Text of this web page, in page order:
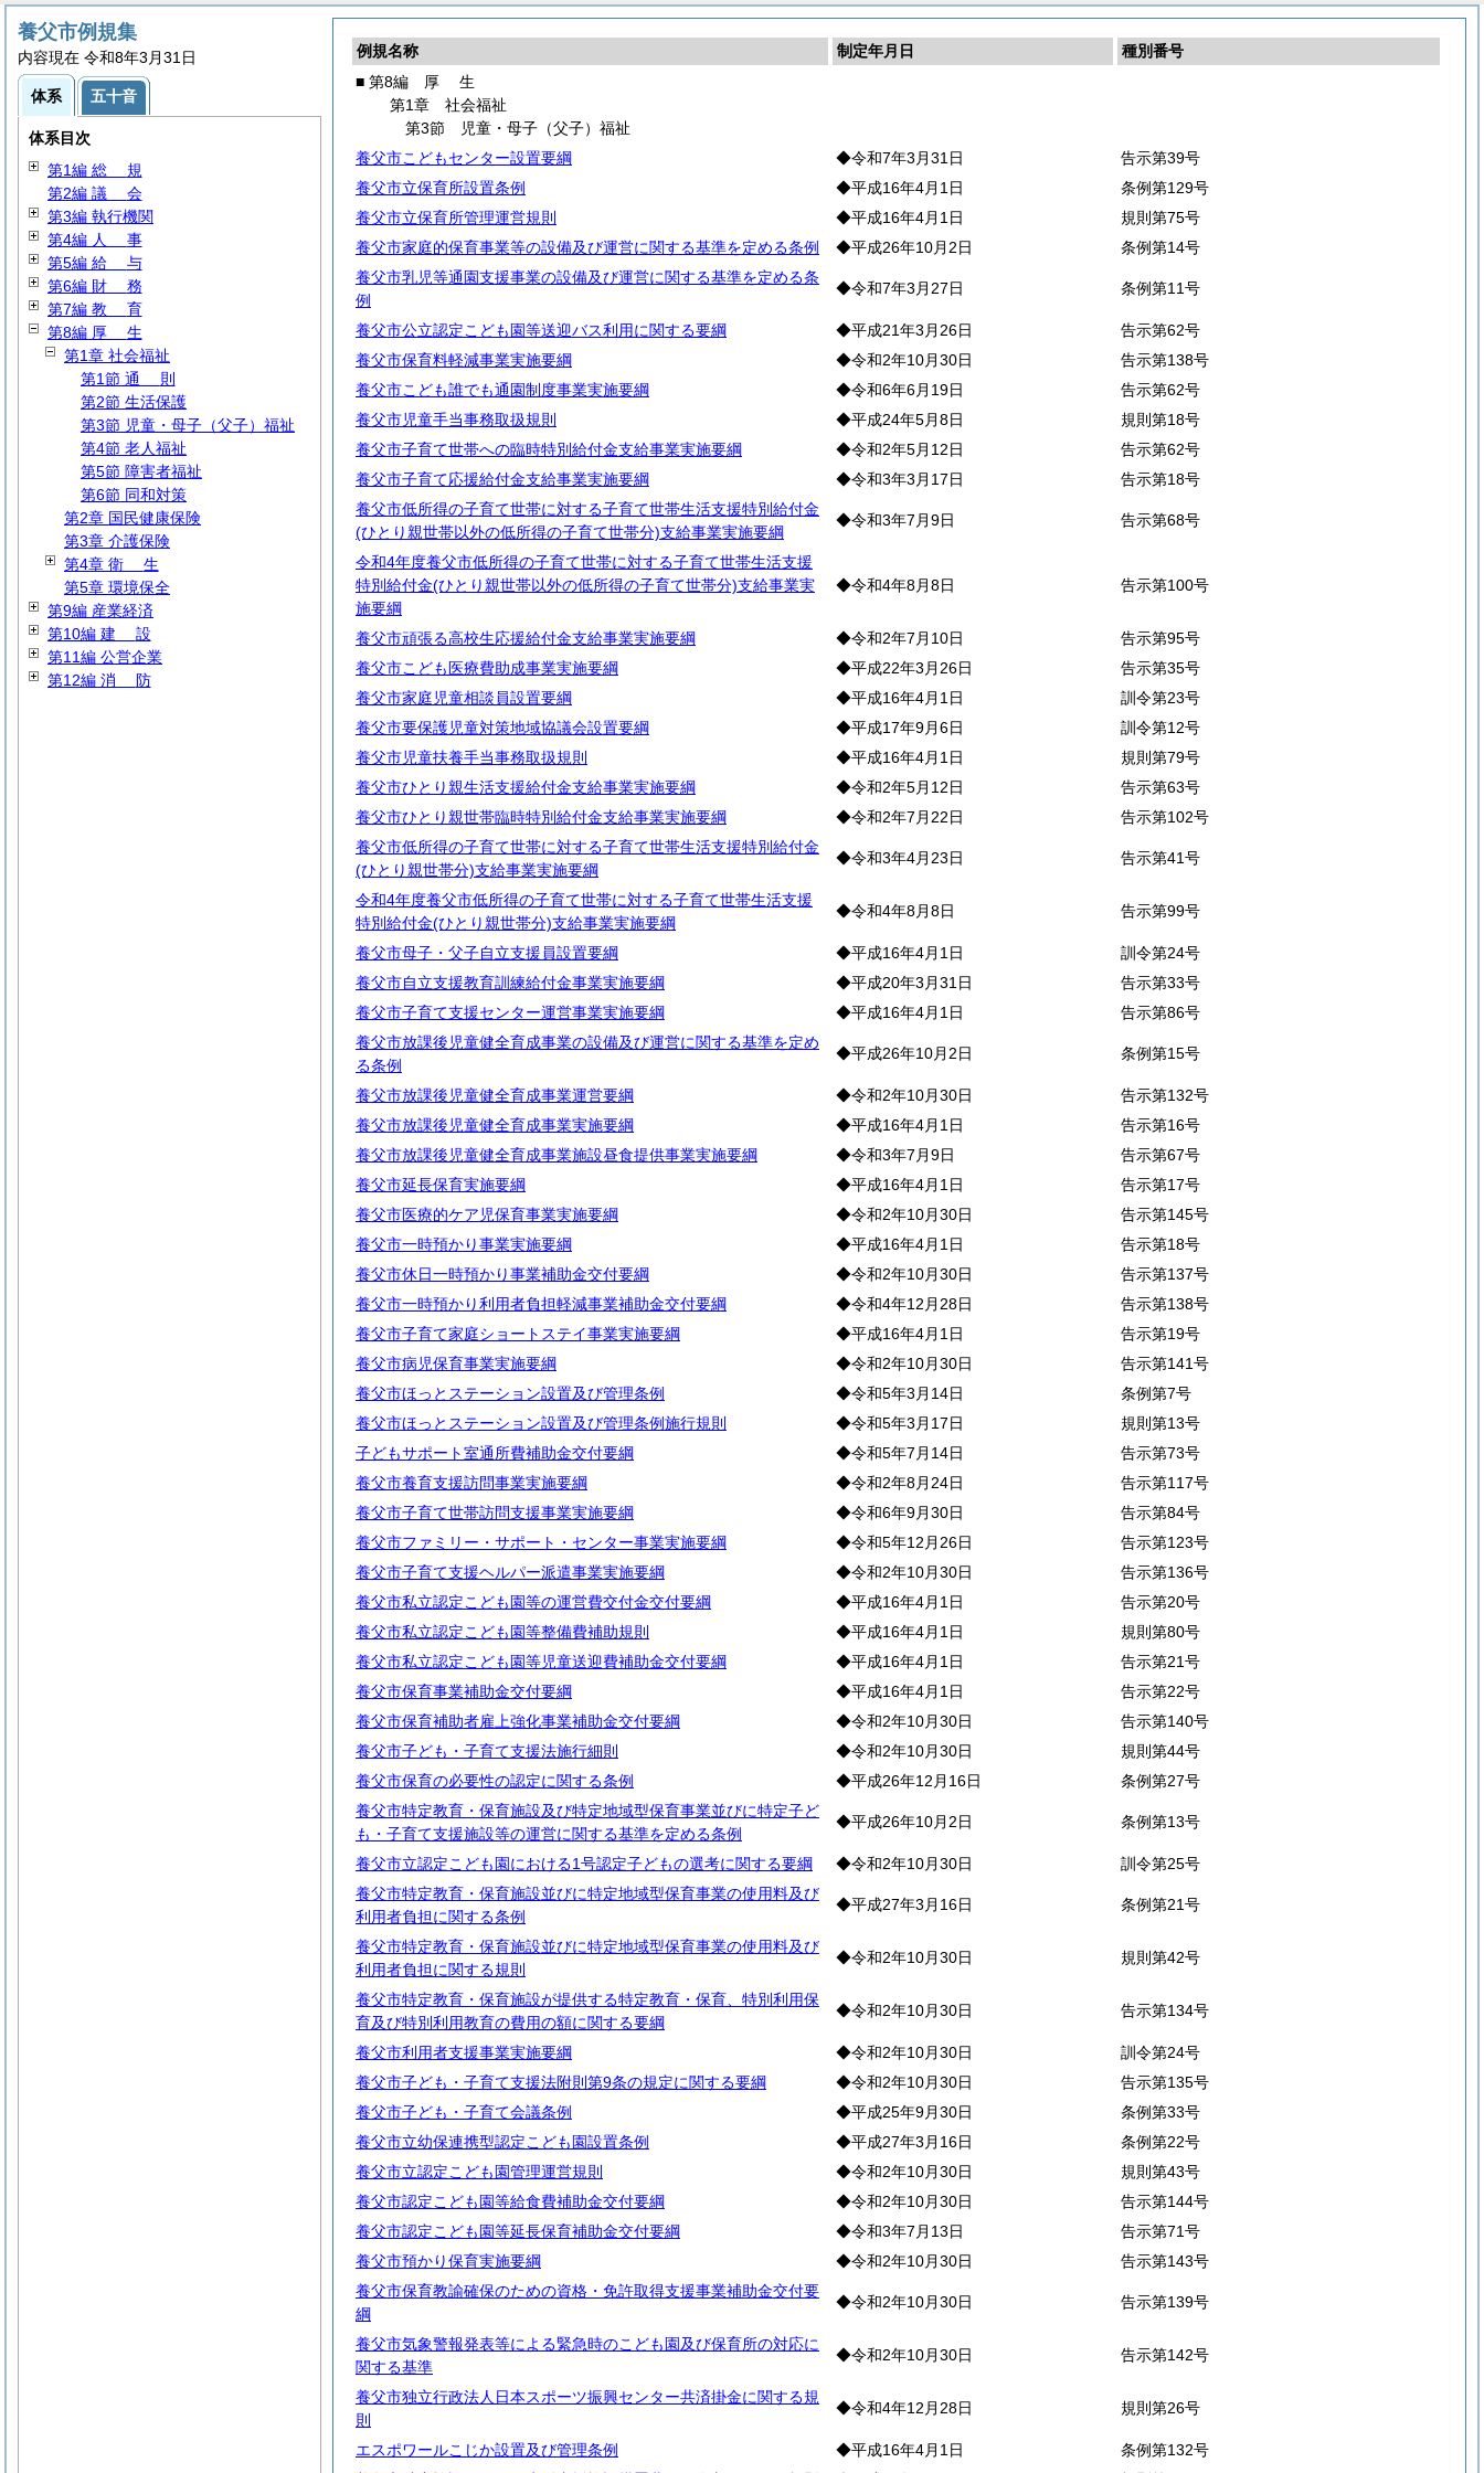
例規名称 制定年月日
種別番号
■ 第8編 厚 生
第1章 社会福祉
第3節 児童・母子（父子）福祉
養父市こどもセンター設置要綱
◆令和7年3月31日
告示第39号
養父市立保育所設置条例
◆平成16年4月1日
条例第129号
養父市立保育所管理運営規則
◆平成16年4月1日
規則第75号
養父市家庭的保育事業等の設備及び運営に関する基準を定める条例
◆平成26年10月2日
条例第14号
養父市乳児等通園支援事業の設備及び運営に関する基準を定める条
例
◆令和7年3月27日 条例第11号
養父市公立認定こども園等送迎バス利用に関する要綱 ◆平成21年3月26日
告示第62号
養父市保育料軽減事業実施要綱
◆令和2年10月30日
告示第138号
養父市こども誰でも通園制度事業実施要綱
◆令和6年6月19日
告示第62号
養父市児童手当事務取扱規則
◆平成24年5月8日
規則第18号
養父市子育て世帯への臨時特別給付金支給事業実施要綱
◆令和2年5月12日
告示第62号
養父市子育て応援給付金支給事業実施要綱
◆令和3年3月17日
告示第18号
養父市低所得の子育て世帯に対する子育て世帯生活支援特別給付金
(ひとり親世帯以外の低所得の子育て世帯分)支給事業実施要綱
◆令和3年7月9日 告示第68号
令和4年度養父市低所得の子育て世帯に対する子育て世帯生活支援
特別給付金(ひとり親世帯以外の低所得の子育て世帯分)支給事業実
施要綱
◆令和4年8月8日 告示第100号
養父市頑張る高校生応援給付金支給事業実施要綱 ◆令和2年7月10日
告示第95号
養父市こども医療費助成事業実施要綱
◆平成22年3月26日
告示第35号
養父市家庭児童相談員設置要綱
◆平成16年4月1日
訓令第23号
養父市要保護児童対策地域協議会設置要綱
◆平成17年9月6日
訓令第12号
養父市児童扶養手当事務取扱規則
◆平成16年4月1日
規則第79号
養父市ひとり親生活支援給付金支給事業実施要綱
◆令和2年5月12日
告示第63号
養父市ひとり親世帯臨時特別給付金支給事業実施要綱
◆令和2年7月22日
告示第102号
養父市低所得の子育て世帯に対する子育て世帯生活支援特別給付金
(ひとり親世帯分)支給事業実施要綱
◆令和3年4月23日 告示第41号
令和4年度養父市低所得の子育て世帯に対する子育て世帯生活支援
特別給付金(ひとり親世帯分)支給事業実施要綱
◆令和4年8月8日 告示第99号
養父市母子・父子自立支援員設置要綱 ◆平成16年4月1日
訓令第24号
養父市自立支援教育訓練給付金事業実施要綱
◆平成20年3月31日
告示第33号
養父市子育て支援センター運営事業実施要綱
◆平成16年4月1日
告示第86号
養父市放課後児童健全育成事業の設備及び運営に関する基準を定め
る条例
◆平成26年10月2日 条例第15号
養父市放課後児童健全育成事業運営要綱 ◆令和2年10月30日
告示第132号
養父市放課後児童健全育成事業実施要綱
◆平成16年4月1日
告示第16号
養父市放課後児童健全育成事業施設昼食提供事業実施要綱
◆令和3年7月9日
告示第67号
養父市延長保育実施要綱
◆平成16年4月1日
告示第17号
養父市医療的ケア児保育事業実施要綱
◆令和2年10月30日
告示第145号
養父市一時預かり事業実施要綱
◆平成16年4月1日
告示第18号
養父市休日一時預かり事業補助金交付要綱
◆令和2年10月30日
告示第137号
養父市一時預かり利用者負担軽減事業補助金交付要綱
◆令和4年12月28日
告示第138号
養父市子育て家庭ショートステイ事業実施要綱
◆平成16年4月1日
告示第19号
養父市病児保育事業実施要綱
◆令和2年10月30日
告示第141号
養父市ほっとステーション設置及び管理条例
◆令和5年3月14日
条例第7号
養父市ほっとステーション設置及び管理条例施行規則
◆令和5年3月17日
規則第13号
子どもサポート室通所費補助金交付要綱
◆令和5年7月14日
告示第73号
養父市養育支援訪問事業実施要綱
◆令和2年8月24日
告示第117号
養父市子育て世帯訪問支援事業実施要綱
◆令和6年9月30日
告示第84号
養父市ファミリー・サポート・センター事業実施要綱
◆令和5年12月26日
告示第123号
養父市子育て支援ヘルパー派遣事業実施要綱
◆令和2年10月30日
告示第136号
養父市私立認定こども園等の運営費交付金交付要綱
◆平成16年4月1日
告示第20号
養父市私立認定こども園等整備費補助規則
◆平成16年4月1日
規則第80号
養父市私立認定こども園等児童送迎費補助金交付要綱
◆平成16年4月1日
告示第21号
養父市保育事業補助金交付要綱
◆平成16年4月1日
告示第22号
養父市保育補助者雇上強化事業補助金交付要綱
◆令和2年10月30日
告示第140号
養父市子ども・子育て支援法施行細則
◆令和2年10月30日
規則第44号
養父市保育の必要性の認定に関する条例
◆平成26年12月16日
条例第27号
養父市特定教育・保育施設及び特定地域型保育事業並びに特定子ど
も・子育て支援施設等の運営に関する基準を定める条例
◆平成26年10月2日 条例第13号
養父市立認定こども園における1号認定子どもの選考に関する要綱 ◆令和2年10月30日
訓令第25号
養父市特定教育・保育施設並びに特定地域型保育事業の使用料及び
利用者負担に関する条例
◆平成27年3月16日 条例第21号
養父市特定教育・保育施設並びに特定地域型保育事業の使用料及び
利用者負担に関する規則
◆令和2年10月30日 規則第42号
養父市特定教育・保育施設が提供する特定教育・保育、特別利用保
育及び特別利用教育の費用の額に関する要綱
◆令和2年10月30日 告示第134号
養父市利用者支援事業実施要綱 ◆令和2年10月30日
訓令第24号
養父市子ども・子育て支援法附則第9条の規定に関する要綱
◆令和2年10月30日
告示第135号
養父市子ども・子育て会議条例
◆平成25年9月30日
条例第33号
養父市立幼保連携型認定こども園設置条例
◆平成27年3月16日
条例第22号
養父市立認定こども園管理運営規則
◆令和2年10月30日
規則第43号
養父市認定こども園等給食費補助金交付要綱
◆令和2年10月30日
告示第144号
養父市認定こども園等延長保育補助金交付要綱
◆令和3年7月13日
告示第71号
養父市預かり保育実施要綱
◆令和2年10月30日
告示第143号
養父市保育教諭確保のための資格・免許取得支援事業補助金交付要
綱
◆令和2年10月30日 告示第139号
養父市気象警報発表等による緊急時のこども園及び保育所の対応に
関する基準
◆令和2年10月30日 告示第142号
養父市独立行政法人日本スポーツ振興センター共済掛金に関する規
則
◆令和4年12月28日 規則第26号
エスポワールこじか設置及び管理条例 ◆平成16年4月1日
条例第132号
養父市例規集
内容現在 令和8年3月31日
体系 五十音
体系目次
第1編 総 規
第2編 議 会
第3編 執行機関
第4編 人 事
第5編 給 与
第6編 財 務
第7編 教 育
第8編 厚 生
第1章 社会福祉
第1節 通 則
第2節 生活保護
第3節 児童・母子（父子）福祉
第4節 老人福祉
第5節 障害者福祉
第6節 同和対策
第2章 国民健康保険
第3章 介護保険
第4章 衛 生
第5章 環境保全
第9編 産業経済
第10編 建 設
第11編 公営企業
第12編 消 防